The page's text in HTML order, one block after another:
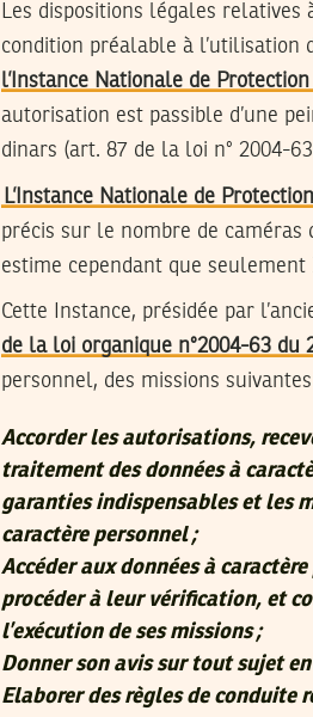
Les dispositions légales
condition préalable à l’utilisation
l’Instance Nationale de
autorisation est passible d’une
dinars (art. 87 de la loi n° 2004-
L’Instance Nationale de
précis sur le nombre de
estime cependant que
Cette Instance, présidée par
de la loi organique n°2004-63 du
personnel, des missions suivantes
Accorder les autorisations,
traitement des données à
garanties indispensables et les
caractère personnel ;
Accéder aux données à
procéder à leur vérification, et
l’exécution de ses missions ;
Donner son avis sur tout sujet
Elaborer des règles de conduite